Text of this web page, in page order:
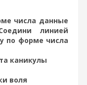
числа данные
линией
по форме числа
каникулы
воля